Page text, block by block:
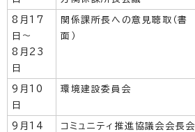
8月17
日～
8月23
日
関係課所長への意見聴取（書
面）
9月10
日
環境建設委員会
9月14
コミュニティ推進協議会会長会